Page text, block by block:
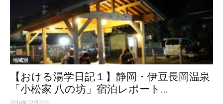
地域別
【おける湯学日記１】静岡・伊豆長岡温泉
「小松家 八の坊」宿泊レポート...
2016年12月30日